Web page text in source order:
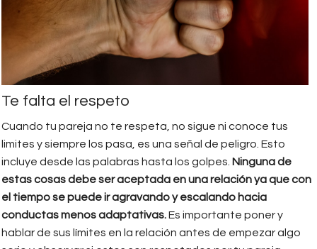
Te falta el respeto
Cuando tu pareja no te respeta, no sigue ni conoce tus
limites y siempre los pasa, es una señal de peligro. Esto
incluye desde las palabras hasta los golpes. Ninguna de
estas cosas debe ser aceptada en una relación ya que con
el tiempo se puede ir agravando y escalando hacia
conductas menos adaptativas.Es importante poner y
hablar de sus límites en la relación antes de empezar algo